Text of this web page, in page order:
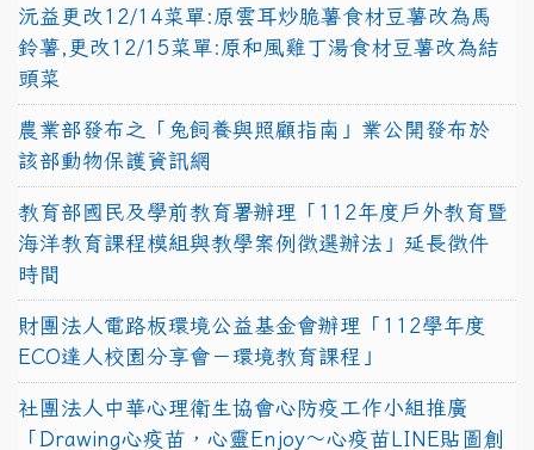
沅益更改12/14菜單:原雲耳炒脆薯食材豆薯改為馬
鈴薯,更改12/15菜單:原和風雞丁湯食材豆薯改為結
頭菜
農業部發布之「兔飼養與照顧指南」業公開發布於
該部動物保護資訊網
教育部國民及學前教育署辦理「112年度戶外教育暨
海洋教育課程模組與教學案例徵選辦法」延長徵件
時間
財團法人電路板環境公益基金會辦理「112學年度
ECO達人校園分享會－環境教育課程」
社團法人中華心理衛生協會心防疫工作小組推廣
「Drawing心疫苗，心靈Enjoy〜心疫苗LINE貼圖創